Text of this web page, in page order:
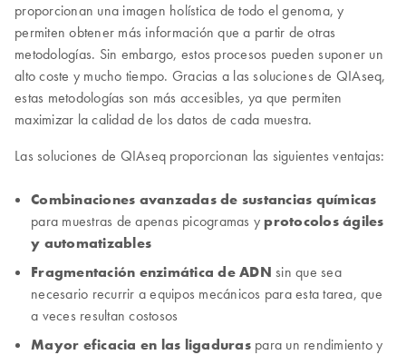
proporcionan una imagen holística de todo el genoma, y
permiten obtener más información que a partir de otras
metodologías. Sin embargo, estos procesos pueden suponer un
alto coste y mucho tiempo. Gracias a las soluciones de QIAseq,
estas metodologías son más accesibles, ya que permiten
maximizar la calidad de los datos de cada muestra.
Las soluciones de QIAseq proporcionan las siguientes ventajas:
Combinaciones avanzadas de sustancias químicas
para muestras de apenas picogramas y protocolos ágiles
y automatizables
Fragmentación enzimática de ADN sin que sea
necesario recurrir a equipos mecánicos para esta tarea, que
a veces resultan costosos
Mayor eficacia en las ligaduraspara un rendimiento y